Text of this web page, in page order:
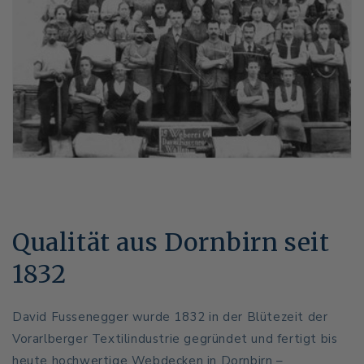
Qualität aus Dornbirn seit
1832
David Fussenegger wurde 1832 in der Blütezeit der
Vorarlberger Textilindustrie gegründet und fertigt bis